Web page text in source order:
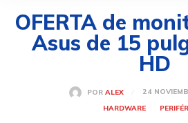
OFERTA de
Asus de 15
HD
POR ALEX
24
HARDWARE